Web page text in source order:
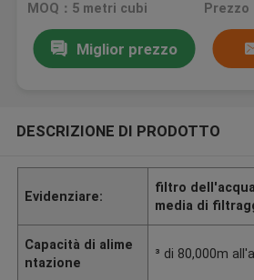
MOQ：5 metri cubi
Miglior prezzo
DESCRIZIONE DI PRODOTTO
Evidenziare:
filtro
media di
Capacità di alime
ntazione
³ di 80,000m